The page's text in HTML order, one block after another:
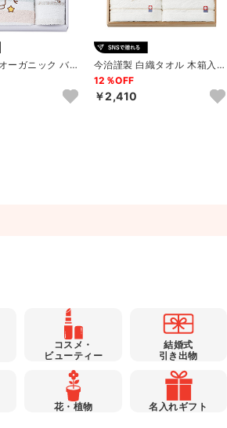
ーガニック バス
タオル1P
今治謹製 白織タオル 木箱入り
フェイスタオル2P
12％OFF
￥2,410
コスメ・
ビューティー
結婚式
引き出物
花・植物 名入れギフト